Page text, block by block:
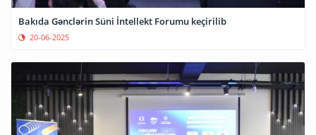
Bakıda Gənclərin Süni İntellekt Forumu keçirilib
20-06-2025